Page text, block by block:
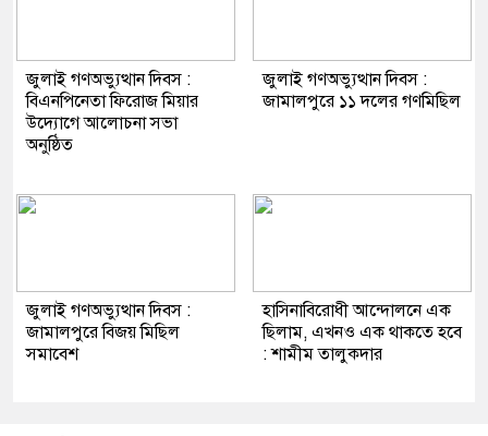
জুলাই গণঅভ্যুত্থান দিবস :
বিএনপিনেতা ফিরোজ মিয়ার
উদ্যোগে আলোচনা সভা
অনুষ্ঠিত
জুলাই গণঅভ্যুত্থান দিবস :
জামালপুরে ১১ দলের গণমিছিল
জুলাই গণঅভ্যুত্থান দিবস :
জামালপুরে বিজয় মিছিল
সমাবেশ
হাসিনাবিরোধী আন্দোলনে এক
ছিলাম, এখনও এক থাকতে হবে
: শামীম তালুকদার